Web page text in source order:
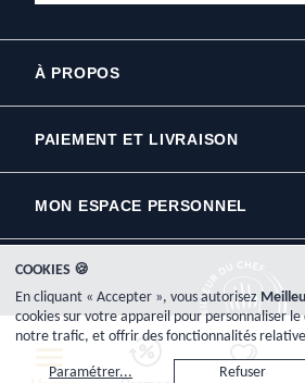
À PROPOS
PAIEMENT ET LIVRAISON
MON ESPACE PERSONNEL
Copyright © 2000-2026, www.meilleurduchef.com
Meilleur du Chef est l'enseigne commerciale de la société Plat-Net
COOKIES 🍪
En cliquant « Accepter », vous autorisez
cookies sur votre appareil pour personnaliser
notre trafic, et offrir des fonctionnalités
Refuser
Paramétrer...